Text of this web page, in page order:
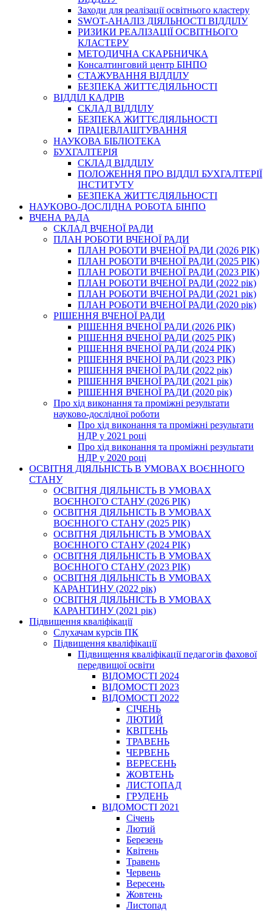
Заходи для реалізації освітнього кластеру
SWOT-АНАЛІЗ ДІЯЛЬНОСТІ ВІДДІЛУ
РИЗИКИ РЕАЛІЗАЦІЇ ОСВІТНЬОГО
КЛАСТЕРУ
МЕТОДИЧНА СКАРБНИЧКА
Консалтинговий центр БІНПО
СТАЖУВАННЯ ВІДДІЛУ
БЕЗПЕКА ЖИТТЄДІЯЛЬНОСТІ
ВІДДІЛ КАДРІВ
СКЛАД ВІДДІЛУ
БЕЗПЕКА ЖИТТЄДІЯЛЬНОСТІ
ПРАЦЕВЛАШТУВАННЯ
НАУКОВА БІБЛІОТЕКА
БУХГАЛТЕРІЯ
СКЛАД ВІДДІЛУ
ПОЛОЖЕННЯ ПРО ВІДДІЛ БУХГАЛТЕРІЇ
ІНСТИТУТУ
БЕЗПЕКА ЖИТТЄДІЯЛЬНОСТІ
НАУКОВО-ДОСЛІДНА РОБОТА БІНПО
ВЧЕНА РАДА
СКЛАД ВЧЕНОЇ РАДИ
ПЛАН РОБОТИ ВЧЕНОЇ РАДИ
ПЛАН РОБОТИ ВЧЕНОЇ РАДИ (2026 РІК)
ПЛАН РОБОТИ ВЧЕНОЇ РАДИ (2025 РІК)
ПЛАН РОБОТИ ВЧЕНОЇ РАДИ (2023 РІК)
ПЛАН РОБОТИ ВЧЕНОЇ РАДИ (2022 рік)
ПЛАН РОБОТИ ВЧЕНОЇ РАДИ (2021 рік)
ПЛАН РОБОТИ ВЧЕНОЇ РАДИ (2020 рік)
РІШЕННЯ ВЧЕНОЇ РАДИ
РІШЕННЯ ВЧЕНОЇ РАДИ (2026 РІК)
РІШЕННЯ ВЧЕНОЇ РАДИ (2025 РІК)
РІШЕННЯ ВЧЕНОЇ РАДИ (2024 РІК)
РІШЕННЯ ВЧЕНОЇ РАДИ (2023 РІК)
РІШЕННЯ ВЧЕНОЇ РАДИ (2022 рік)
РІШЕННЯ ВЧЕНОЇ РАДИ (2021 рік)
РІШЕННЯ ВЧЕНОЇ РАДИ (2020 рік)
Про хід виконання та проміжні результати
науково-дослідної роботи
Про хід виконання та проміжні результати
НДР у 2021 році
Про хід виконання та проміжні результати
НДР у 2020 році
ОСВІТНЯ ДІЯЛЬНІСТЬ В УМОВАХ ВОЄННОГО
СТАНУ
ОСВІТНЯ ДІЯЛЬНІСТЬ В УМОВАХ
ВОЄННОГО СТАНУ (2026 РІК)
ОСВІТНЯ ДІЯЛЬНІСТЬ В УМОВАХ
ВОЄННОГО СТАНУ (2025 РІК)
ОСВІТНЯ ДІЯЛЬНІСТЬ В УМОВАХ
ВОЄННОГО СТАНУ (2024 РІК)
ОСВІТНЯ ДІЯЛЬНІСТЬ В УМОВАХ
ВОЄННОГО СТАНУ (2023 РІК)
ОСВІТНЯ ДІЯЛЬНІСТЬ В УМОВАХ
КАРАНТИНУ (2022 рік)
ОСВІТНЯ ДІЯЛЬНІСТЬ В УМОВАХ
КАРАНТИНУ (2021 рік)
Підвищення кваліфікації
Слухачам курсів ПК
Підвищення кваліфікації
Підвищення кваліфікації педагогів фахової
передвищої освіти
ВІДОМОСТІ 2024
ВІДОМОСТІ 2023
ВІДОМОСТІ 2022
СІЧЕНЬ
ЛЮТИЙ
КВІТЕНЬ
ТРАВЕНЬ
ЧЕРВЕНЬ
ВЕРЕСЕНЬ
ЖОВТЕНЬ
ЛИСТОПАД
ГРУДЕНЬ
ВІДОМОСТІ 2021
Січень
Лютий
Березень
Квітень
Травень
Червень
Вересень
Жовтень
Листопад